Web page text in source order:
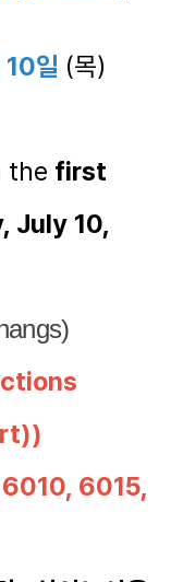
일 (목)
the first
July 10,
6015,